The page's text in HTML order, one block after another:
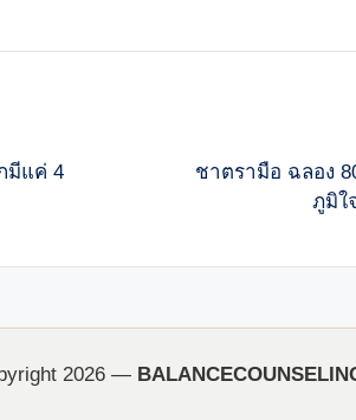
มีแค่ 4
ชาตรามือ ฉลอง
ภูมิใ
2026 —